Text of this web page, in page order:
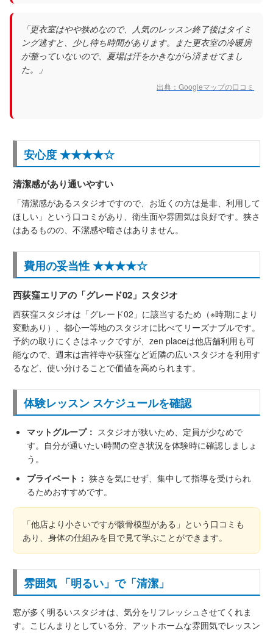
「更衣室はやや狭めなので、人気のレッスン終了後はタイミ
ング逃すと、少し待ち時間があります。また更衣室の冷暖房
が整っていないので、夏場は汗をかきながら済ませてまし
た。」
出典：Googleマップの口コミ
安心度 ★★★★☆
清潔感があり通いやすい
「清潔感があるスタジオですので、お近くの方は是非、利用して
ほしい」という口コミがあり、衛生面や雰囲気は良好です。狭さ
はあるものの、不潔感や暗さはありません。
費用の妥当性 ★★★★☆
西荻窪エリアの「グレード02」スタジオ
西荻窪スタジオは「グレード02」に該当するため（※時期により
変動あり）、都心一等地のスタジオに比べてリーズナブルです。
予約の取りにくさはネックですが、zen placeは他店舗利用も可
能なので、週末は吉祥寺や荻窪など近隣の広いスタジオを利用す
るなど、使い分けることで価値を高められます。
体験レッスン スケジュールを確認
マットグループ： スタジオが狭いため、定員が少なめで
す。自分が通いたい時間の空き状況を体験時に確認しましょ
う。
プライベート： 狭さを気にせず、集中して指導を受けられ
るためおすすめです。
「他店より小さいですが骸骨模型がある」という口コミも
あり、身体の仕組みを目で見て学ぶことができます。
雰囲気 「明るい」で「清潔」
窓が多く明るいスタジオは、気分をリフレッシュさせてくれま
す。こじんまりとしている分、アットホームな雰囲気でレッスン